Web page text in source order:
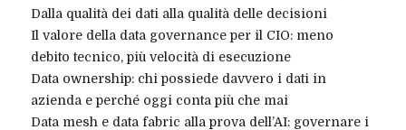
Dalla qualità dei dati alla qualità delle decisioni
Il valore della data governance per il CIO: meno
debito tecnico, più velocità di esecuzione
Data ownership: chi possiede davvero i dati in
azienda e perché oggi conta più che mai
Data mesh e data fabric alla prova dell’AI: governare i